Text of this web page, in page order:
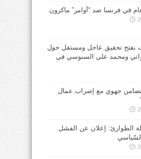
في فرنسا ضد “أوامر” ماكرون
بفتح تحقيق عاجل ومستقل حول
ومحمد علي السنوسي في
جهوي مع إضراب عمال
الطوارئ: إعلان عن الفشل